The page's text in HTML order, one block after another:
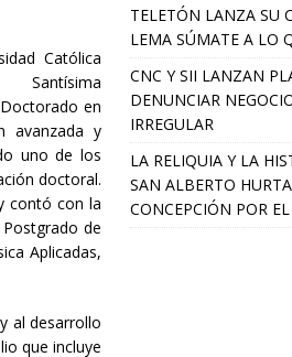
Católica
en
avanzada y
uno de los
doctoral.
contó con la
de
Aplicadas,
al desarrollo
que incluye
TELETÓN LANZA SU
LEMA SÚMATE A LO
CNC Y SII LANZAN
DENUNCIAR
IRREGULAR
LA RELIQUIA Y LA
SAN ALBERTO
CONCEPCIÓN POR